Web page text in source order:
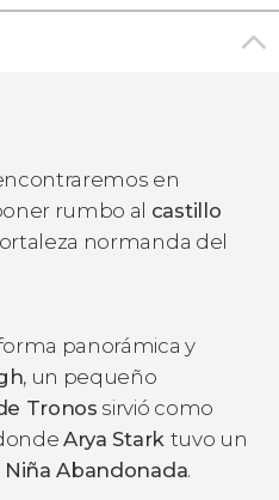
en
rumbo al castillo
normanda del
panorámica y
, un pequeño
Tronos sirvió como
Arya Stark tuvo un
Niña Abandonada.